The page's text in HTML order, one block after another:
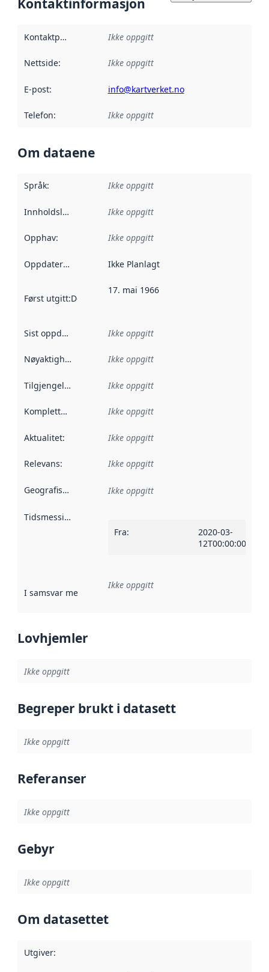
Kontaktinformasjon
Kontaktpunkt Ikke oppgitt
Nettside: Ikke oppgitt
E-post: info@kartverket.no
Telefon: Ikke oppgitt
Om dataene
Språk: Ikke oppgitt
Innholdsleverandører :
Ikke oppgitt
Opphav: Ikke oppgitt
Oppdateringsfrekvens :
Ikke Planlagt
Først utgitt:Denne datoen sier når dataene i dette
17. mai 1966
Sist oppdatert Ikke oppgitt
Nøyaktighet Ikke oppgitt
Tilgjengelighet Ikke oppgitt
Kompletthet Ikke oppgitt
Aktualitet: Ikke oppgitt
Relevans: Ikke oppgitt
Geografisk avgrensning :
Ikke oppgitt
Tidsmessig avgrensning
Fra:
2020-03-
12T00:00:00Z
I samsvar med Referanse til en implementasjonsregel
Ikke oppgitt
Lovhjemler
Ikke oppgitt
Begreper brukt i datasett
Ikke oppgitt
Referanser
Ikke oppgitt
Gebyr
Ikke oppgitt
Om datasettet
Utgiver: